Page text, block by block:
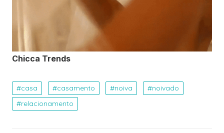
Chicca Trends
casa casamento noiva
noivado
relacionamento